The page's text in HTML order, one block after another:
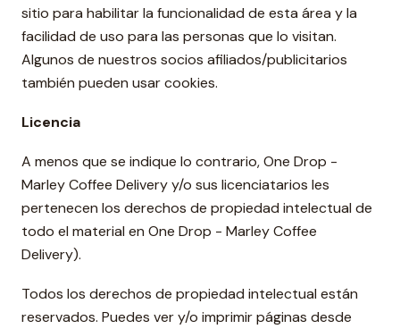
sitio para habilitar la funcionalidad de esta área y la
facilidad de uso para las personas que lo visitan.
Algunos de nuestros socios afiliados/publicitarios
también pueden usar cookies.
Licencia
A menos que se indique lo contrario, One Drop -
Marley Coffee Delivery y/o sus licenciatarios les
pertenecen los derechos de propiedad intelectual de
todo el material en One Drop - Marley Coffee
Delivery).
Todos los derechos de propiedad intelectual están
reservados. Puedes ver y/o imprimir páginas desde